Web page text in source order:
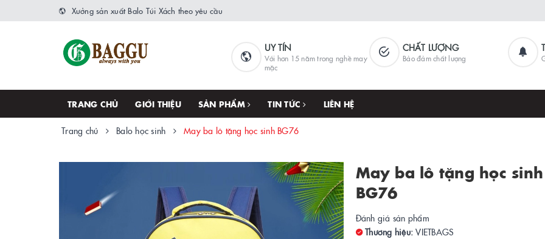
Xưởng sản xuất Balo Túi Xách theo yêu cầu
UY TÍN
Với hơn 15 năm trong nghề may
mặc
CHẤT LƯỢNG
Bảo đảm chất lượng
TRANG CHỦ GIỚI THIỆU SẢN PHẨM TIN TỨC LIÊN HỆ
Trang chủ Balo học sinh May ba lô tặng học sinh BG76
May ba lô tặng học sinh
BG76
Đánh giá sản phẩm
Thương hiệu: VIETBAGS